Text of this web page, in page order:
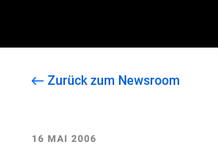
Zurück zum Newsroom
16 MAI 2006